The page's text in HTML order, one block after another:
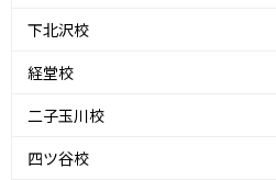
下北沢校
経堂校
二子玉川校
四ツ谷校